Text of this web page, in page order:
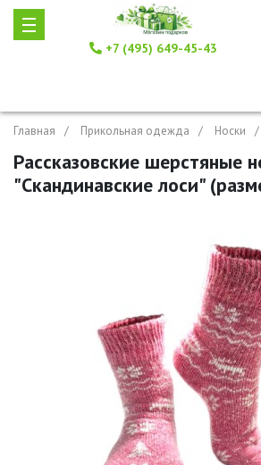
+7 (495) 649-45-43
Главная Прикольная одежда Носки
Рассказовские шерстяные
"Скандинавские лоси"